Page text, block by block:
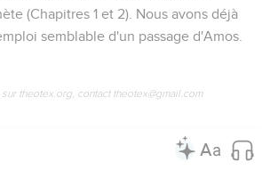
(Chapitres 1 et 2). Nous avons déjà
semblable d'un passage d'Amos.
theotex.org, contact theotex@gmail.com